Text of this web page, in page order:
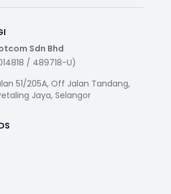
Sdn Bhd
/ 489718-U)
51/205A, Off Jalan Tandang,
Jaya, Selangor